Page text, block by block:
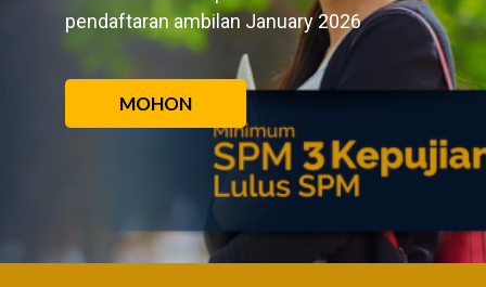
pendaftaran ambilan January 2026
MOHON